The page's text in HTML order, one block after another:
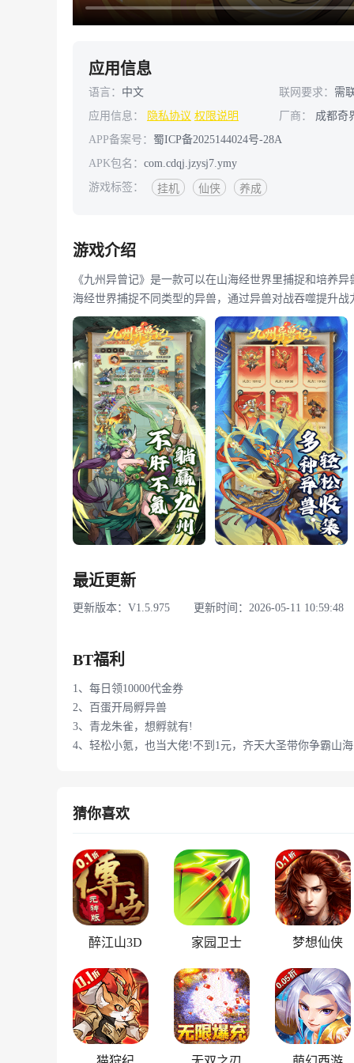
应用信息
语言： 中文 联网要求： 需
应用信息：
隐私协议 权限说明 厂商：
成都奇
APP备案号： 蜀ICP备2025144024号-28A
APK包名： com.cdqj.jzysj7.ymy
游戏标签：
挂机 仙侠 养成
游戏介绍
《九州异曾记》是一款可以在山海经世界里捕捉和培养
海经世界捕捉不同类型的异兽，通过异兽对战吞噬提升
最近更新
更新版本：V1.5.975 更新时间：2026-05-11 10:59:48
BT福利
1、每日领10000代金券
2、百蛋开局孵异兽
3、青龙朱雀，想孵就有!
4、轻松小氪，也当大佬!不到1元，齐天大圣带你争霸山海
猜你喜欢
醉江山3D 家园卫士 梦想仙侠